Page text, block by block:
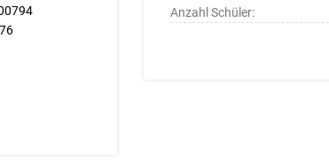
Anzahl Schüler: